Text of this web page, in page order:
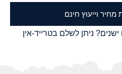
וייעוץ חינם
ניתן לשלם בטרייד-אין